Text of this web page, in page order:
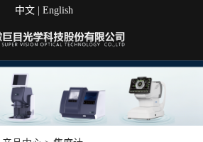
中文 English